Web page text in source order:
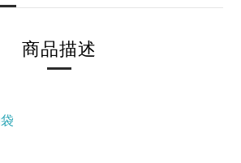
商品描述